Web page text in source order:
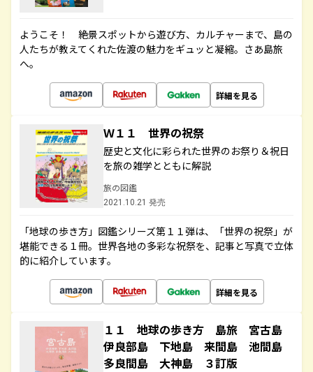
ようこそ！ 絶景スポットから遊び方、カルチャーまで、島の
人たちが教えてくれた佐渡の魅力をギュッと凝縮。さあ島旅
へ。
詳細を見る
Ｗ１１ 世界の祝祭
歴史と文化に彩られた世界のお祭り＆祝日
を旅の雑学とともに解説
旅の図鑑
2021.10.21 発売
「地球の歩き方」図鑑シリーズ第１１弾は、「世界の祝祭」が
堪能できる１冊。世界各地の多彩な祝祭を、記事と写真で立体
的に紹介しています。
詳細を見る
１１ 地球の歩き方 島旅 宮古島
伊良部島 下地島 来間島 池間島
多良間島 大神島 ３訂版